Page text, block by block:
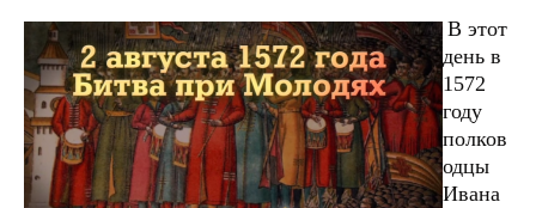
В этот
день в
1572
году
полков
одцы
Ивана